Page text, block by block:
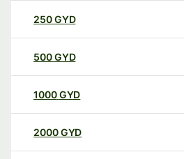
250GYD
500GYD
1000GYD
2000GYD